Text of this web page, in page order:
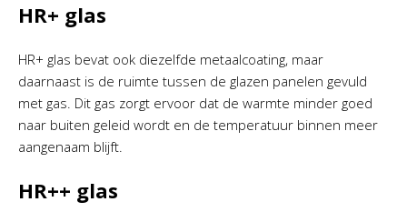
HR+ glas
HR+ glas bevat ook diezelfde metaalcoating, maar
daarnaast is de ruimte tussen de glazen panelen gevuld
met gas. Dit gas zorgt ervoor dat de warmte minder goed
naar buiten geleid wordt en de temperatuur binnen meer
aangenaam blijft.
HR++ glas